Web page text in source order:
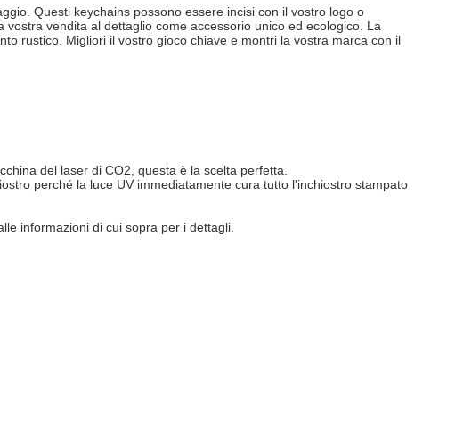
Questi keychains possono essere incisi con il vostro logo o
vendita al dettaglio come accessorio unico ed ecologico. La
rustico. Migliori il vostro gioco chiave e montri la vostra marca con il
del laser di CO2, questa è la scelta perfetta.
perché la luce UV immediatamente cura tutto l'inchiostro stampato
informazioni di cui sopra per i dettagli.